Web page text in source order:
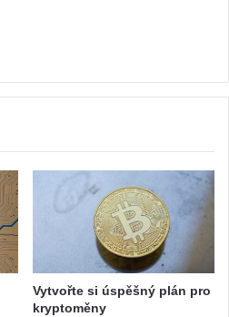
Vytvořte si úspěšný plán pro
kryptoměny